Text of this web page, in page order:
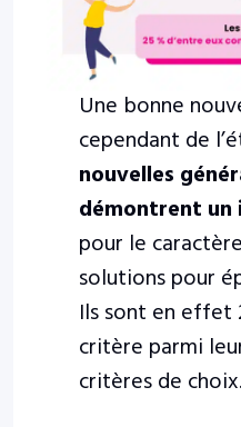
Une bonne
cependant de
nouvelles
démontrent
pour le
solutions pour
Ils sont en effet
critère parmi
critères de choix.